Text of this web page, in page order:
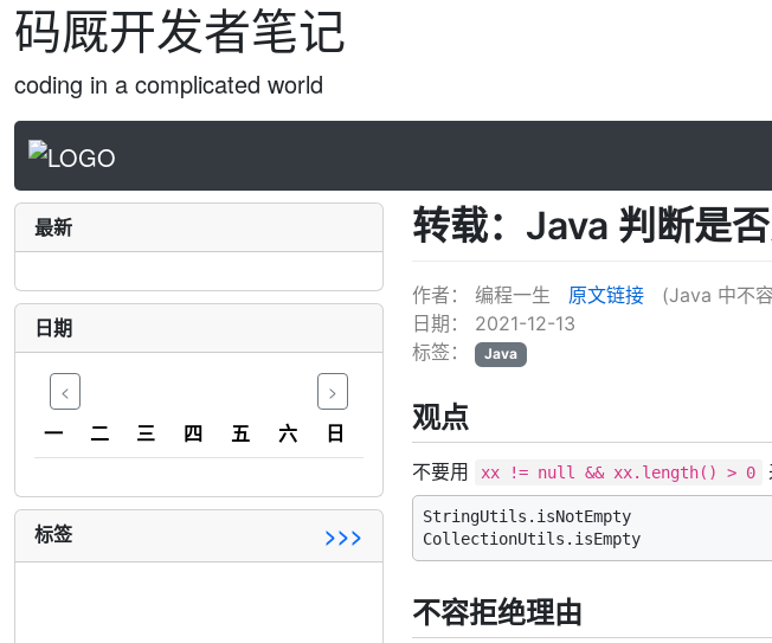
码厩开发者笔记
coding in a complicated world
最新
日期
< >
一 二 三 四 五 六 日
标签 >>>
转载：Java 判断是
作者： 编程一生 原文链接 (Java 中不
日期： 2021-12-13
标签：
Java
观点
不要用 xx != null && xx.length() > 0
StringUtils.isNotEmpty
不容拒绝理由